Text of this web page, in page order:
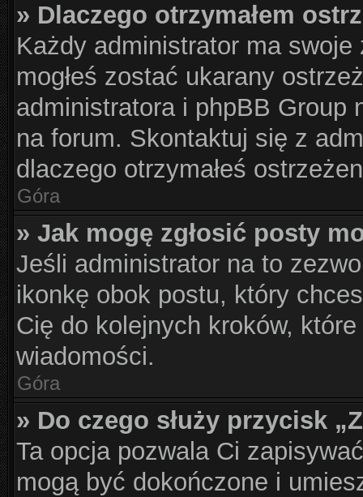
» Dlaczego otrzymałem
Każdy administrator ma swoje
mogłeś zostać ukarany
administratora i phpBB Group
na forum. Skontaktuj się z
dlaczego otrzymałeś
Góra
» Jak mogę zgłosić posty
Jeśli administrator na to
ikonkę obok postu, który
Cię do kolejnych kroków,
wiadomości.
Góra
» Do czego służy przycisk
Ta opcja pozwala Ci
mogą być dokończone i